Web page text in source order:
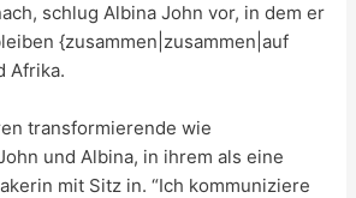
schlug Albina John vor, in dem er
{zusammen|zusammen|auf
Afrika.
transformierende wie
und Albina, in ihrem als eine
mit Sitz in. “Ich kommuniziere